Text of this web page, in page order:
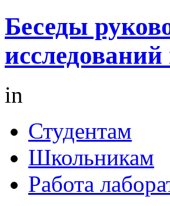
Беседы
in
Студентам
Школьникам
Работа